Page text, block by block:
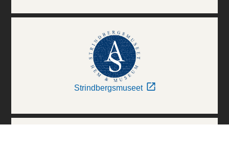
Strindbergsmuseet